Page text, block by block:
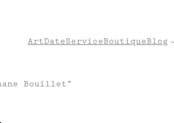
ArtDateServiceBoutiqueBlog
Bouillet”